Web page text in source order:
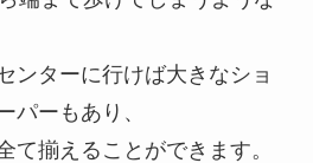
ンターに行けば大きなショ
パーもあり、
て揃えることができます。